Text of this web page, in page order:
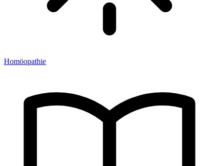
Homöopathie